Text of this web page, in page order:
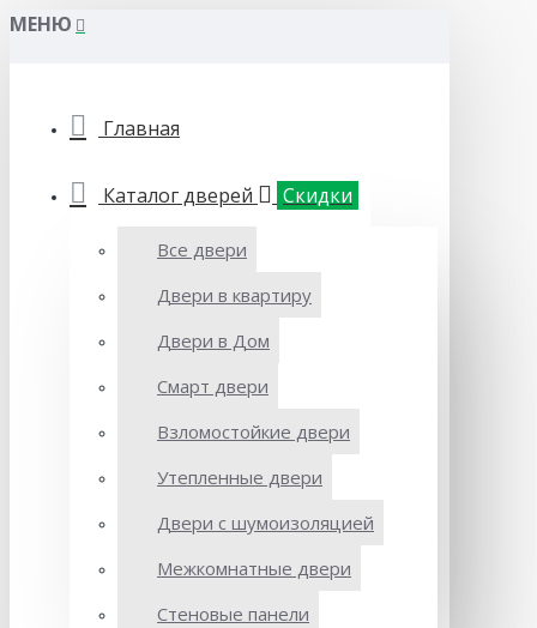
МЕНЮ
Главная
Каталог дверей Скидки
Все двери
Двери в квартиру
Двери в Дом
Смарт двери
Взломостойкие двери
Утепленные двери
Двери с шумоизоляцией
Межкомнатные двери
Стеновые панели